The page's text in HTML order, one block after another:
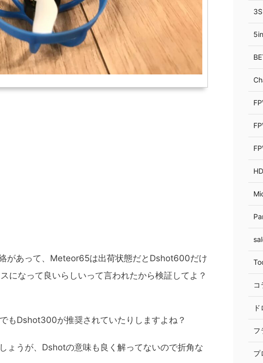
があって、Meteor65は出荷状態だとDshot600だけ
になって良いらしいって言われたから検証してよ？
もDshot300が推奨されていたりしますよね？
ょうが、Dshotの意味も良く解ってないので折角な
コ
フ
プ